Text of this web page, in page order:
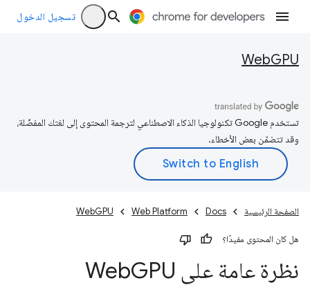
تسجيل الدخول
WebGPU
تستخدم Google تكنولوجيا الذكاء الاصطناعي لترجمة المحتوى إلى لغتك المفضّلة،
وقد تتضمّن بعض الأخطاء.
الصفحة الرئيسية Docs
Web Platform
WebGPU
هل كان المحتوى مفيدًا؟
نظرة عامة على Web GPU